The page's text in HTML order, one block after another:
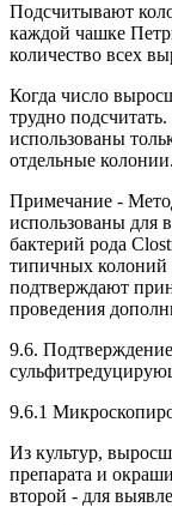
Подсчитывают
каждой чашке
количество всех
Когда число
трудно
использованы
отдельные колонии.
Примечание -
использованы для
бактерий рода
типичных колоний
подтверждают
проведения
9.6.
9.6.1
Из культур,
препарата и
второй - для